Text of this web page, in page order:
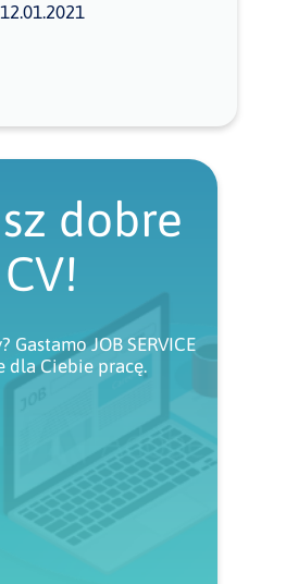
12.01.2021
dobre
CV!
Gastamo JOB SERVICE
dla Ciebie pracę.